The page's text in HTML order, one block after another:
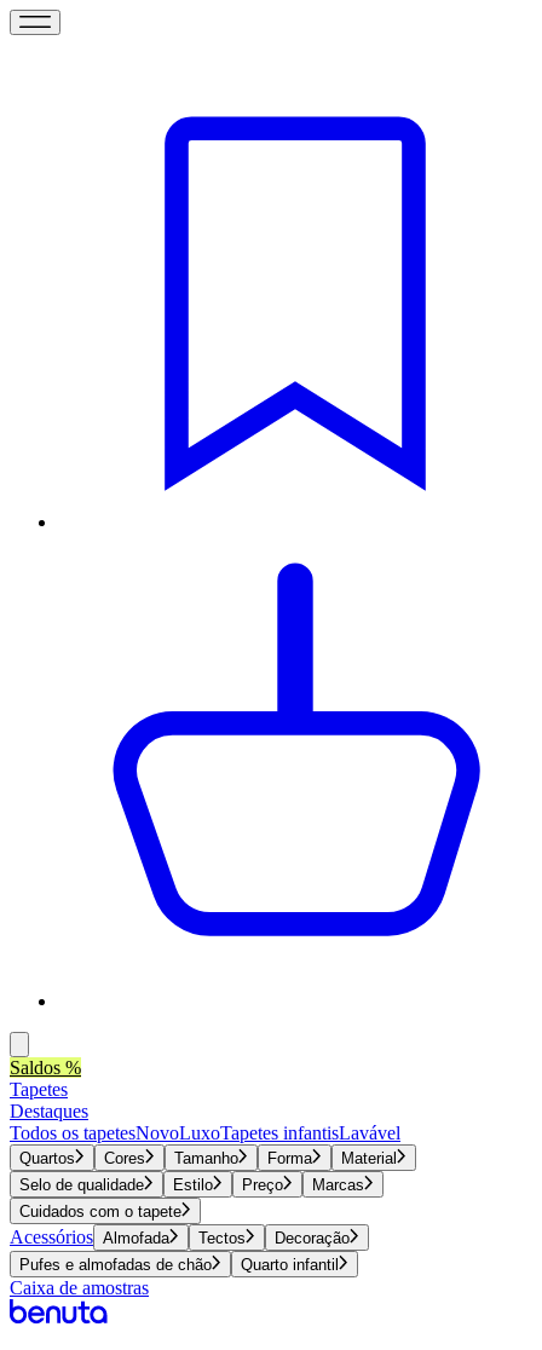
Saldos %
Tapetes
Destaques
Todos os tapetesNovoLuxoTapetes infantisLavável
Quartos Cores Tamanho Forma
Material
Selo de qualidade
Estilo Preço
Marcas
Cuidados com o tapete
Acessórios Almofada Tectos
Decoração
Pufes e almofadas de chão
Quarto infantil
Caixa de amostras